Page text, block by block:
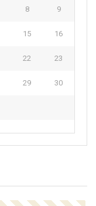
8 9
15 16
22 23
29 30